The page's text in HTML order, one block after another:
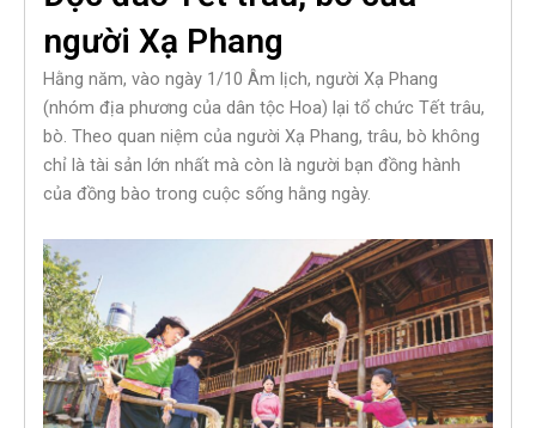
người Xạ Phang
Hằng năm, vào ngày 1/10 Âm lịch, người Xạ Phang
(nhóm địa phương của dân tộc Hoa) lại tổ chức Tết trâu,
bò. Theo quan niệm của người Xạ Phang, trâu, bò không
chỉ là tài sản lớn nhất mà còn là người bạn đồng hành
của đồng bào trong cuộc sống hằng ngày.